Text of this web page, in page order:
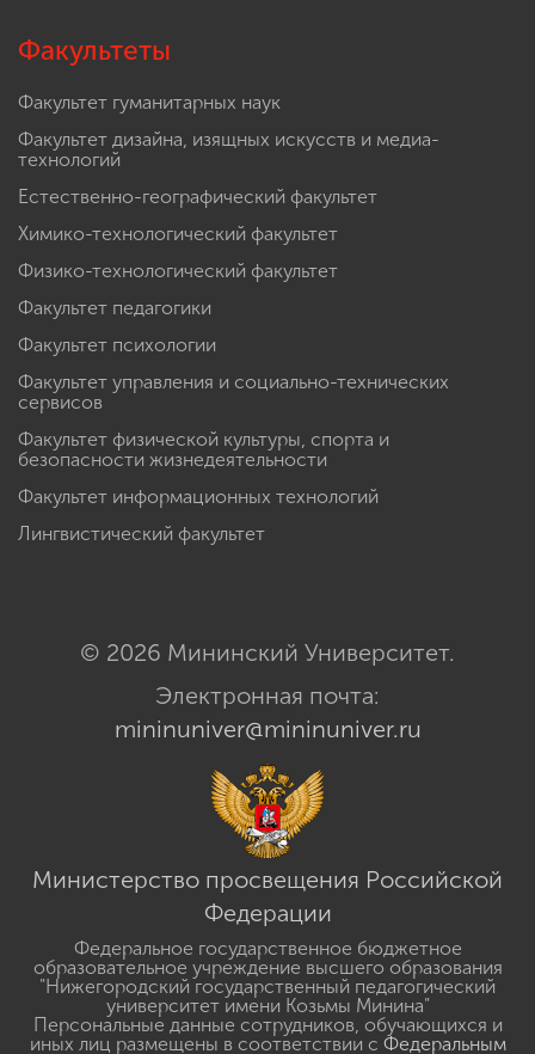
Факультеты
Факультет гуманитарных наук
Факультет дизайна, изящных искусств и медиа-
технологий
Естественно-географический факультет
Химико-технологический факультет
Физико-технологический факультет
Факультет педагогики
Факультет психологии
Факультет управления и социально-технических
сервисов
Факультет физической культуры, спорта и
безопасности жизнедеятельности
Факультет информационных технологий
Лингвистический факультет
© 2026 Мининский Университет.
Электронная почта:
mininuniver@mininuniver.ru
Министерство просвещения Российской
Федерации
Федеральное государственное бюджетное
образовательное учреждение высшего образования
"Нижегородский государственный педагогический
университет имени Козьмы Минина"
Персональные данные сотрудников, обучающихся и
иных лиц размещены в соответствии с Федеральным